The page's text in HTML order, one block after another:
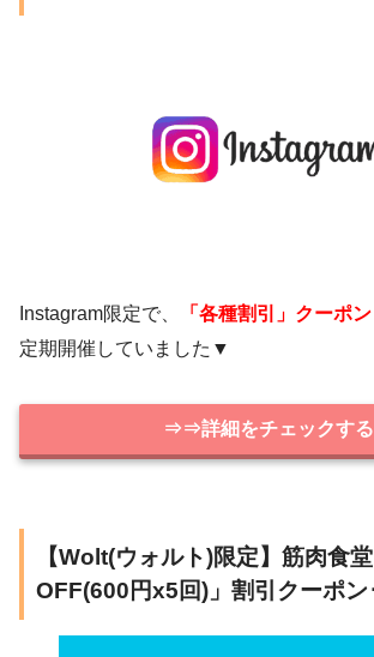
Instagram限定で、 「各種割引」クーポ
定期開催していました▼
⇒⇒詳細をチェックする
【Wolt(ウォルト)限定】筋肉食
OFF(600円x5回)」割引クーポン